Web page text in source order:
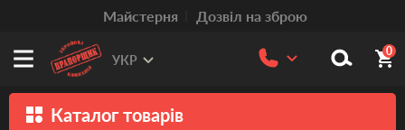
Mайстерня Дозвіл на зброю
УКР
0
Каталог товарів